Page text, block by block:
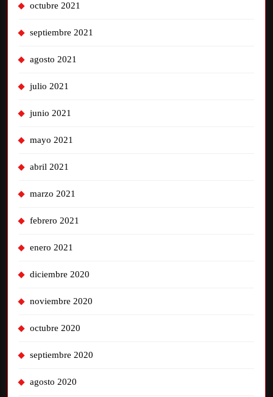
octubre 2021
septiembre 2021
agosto 2021
julio 2021
junio 2021
mayo 2021
abril 2021
marzo 2021
febrero 2021
enero 2021
diciembre 2020
noviembre 2020
octubre 2020
septiembre 2020
agosto 2020